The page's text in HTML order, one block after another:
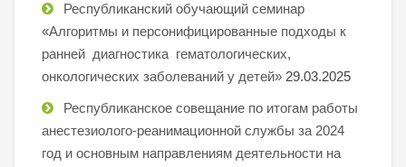
Республиканский обучающий семинар
«Алгоритмы и персонифицированные подходы к
ранней диагностика гематологических,
онкологических заболеваний у детей» 29.03.2025
Республиканское совещание по итогам работы
анестезиолого-реанимационной службы за 2024
год и основным направлениям деятельности на